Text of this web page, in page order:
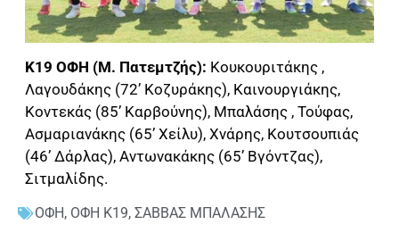
Κ19 ΟΦΗ (Μ. Πατεμτζής): Κουκουριτάκης ,
Λαγουδάκης (72’ Κοζυράκης), Καινουργιάκης,
Κοντεκάς (85’ Καρβούνης), Μπαλάσης , Τούφας,
Ασμαριανάκης (65’ Χείλυ), Χνάρης, Κουτσουπιάς
(46’ Δάρλας), Αντωνακάκης (65’ Βγόντζας),
Σιτμαλίδης.
ΟΦΗ, ΟΦΗ Κ19, ΣΑΒΒΑΣ ΜΠΑΛΑΣΗΣ